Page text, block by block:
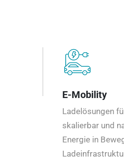
E-Mobility
Ladelösungen
skalierbar und
Energie in